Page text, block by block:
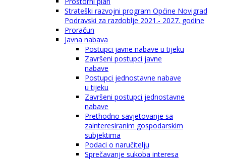
Strateški razvojni program Općine Novigrad
Podravski za razdoblje 2021.- 2027. godine
Proračun
Javna nabava
Postupci javne nabave u tijeku
Završeni postupci javne
nabave
Postupci jednostavne nabave
u tijeku
Završeni postupci jednostavne
nabave
Prethodno savjetovanje sa
zainteresiranim gospodarskim
subjektima
Podaci o naručitelju
Sprečavanje sukoba interesa